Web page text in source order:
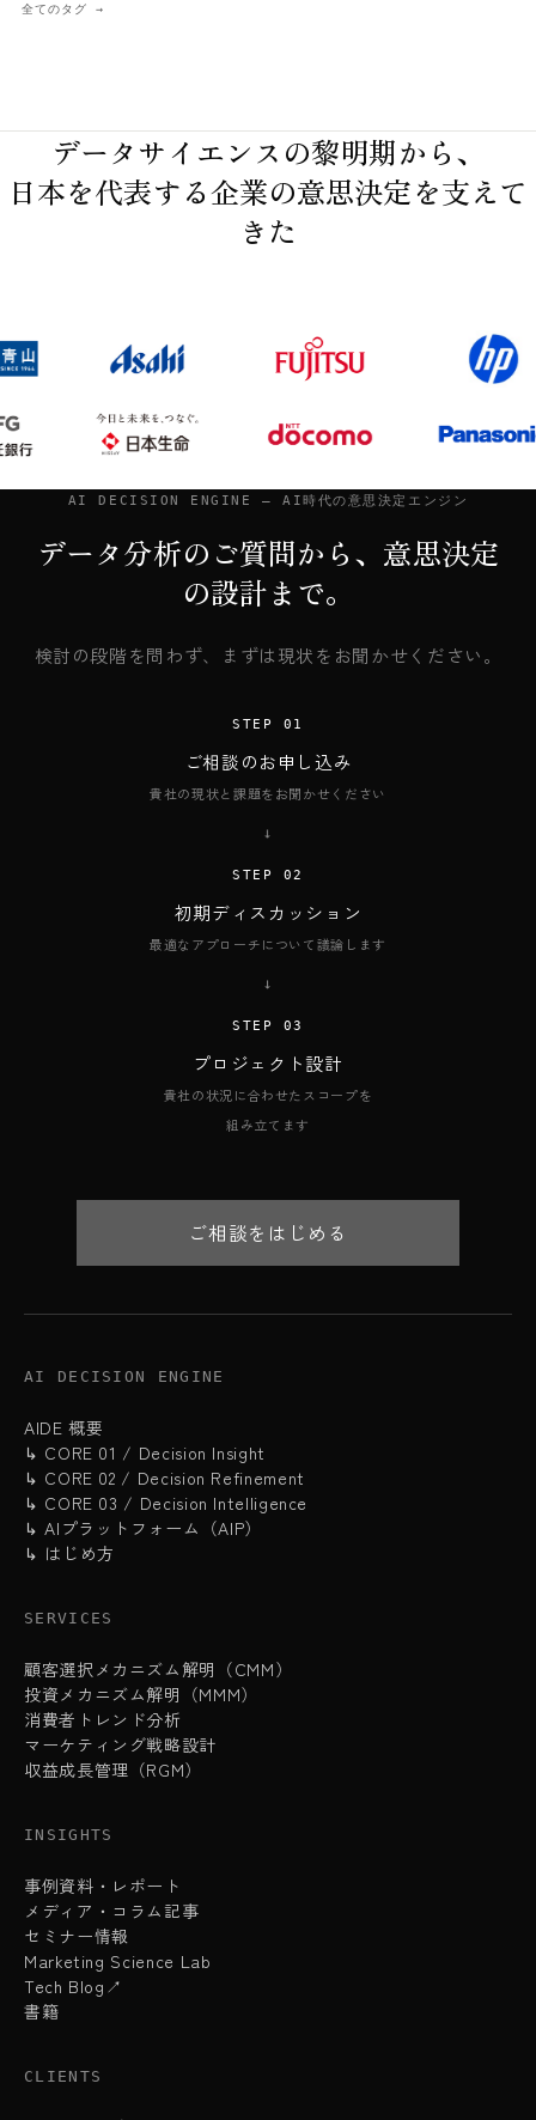
全てのタグ
データサイエンスの黎明期から、
日本を代表する企業の意思決定を支えて
きた
AI DECISION ENGINE — AI時代の意思決定エンジン
データ分析のご質問から、意思決定
の設計まで。
検討の段階を問わず、まずは現状をお聞かせください。
STEP 01
ご相談のお申し込み
貴社の現状と課題をお聞かせください
→
STEP 02
初期ディスカッション
最適なアプローチについて議論します
→
STEP 03
プロジェクト設計
貴社の状況に合わせたスコープを
組み立てます
ご相談をはじめる
AI DECISION ENGINE
AIDE 概要
↳ CORE 01 / Decision Insight
↳ CORE 02 / Decision Refinement
↳ CORE 03 / Decision Intelligence
↳ AIプラットフォーム（AIP）
↳ はじめ方
SERVICES
顧客選択メカニズム解明（CMM）
投資メカニズム解明（MMM）
消費者トレンド分析
マーケティング戦略設計
収益成長管理（RGM）
INSIGHTS
事例資料・レポート
メディア・コラム記事
セミナー情報
Marketing Science Lab
Tech Blog↗
書籍
CLIENTS